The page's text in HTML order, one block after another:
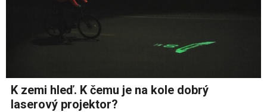
K zemi hleď. K čemu je na kole dobrý
laserový projektor?